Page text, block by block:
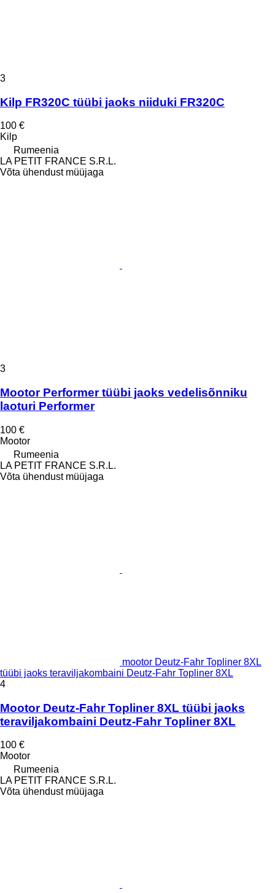
3
Kilp FR320C tüübi jaoks niiduki FR320C
100 €
Kilp
Rumeenia
LA PETIT FRANCE S.R.L.
Võta ühendust müüjaga
3
Mootor Performer tüübi jaoks vedelisõnniku
laoturi Performer
100 €
Mootor
Rumeenia
LA PETIT FRANCE S.R.L.
Võta ühendust müüjaga
mootor Deutz-Fahr Topliner 8XL
tüübi jaoks teraviljakombaini Deutz-Fahr Topliner 8XL
4
Mootor Deutz-Fahr Topliner 8XL tüübi jaoks
teraviljakombaini Deutz-Fahr Topliner 8XL
100 €
Mootor
Rumeenia
LA PETIT FRANCE S.R.L.
Võta ühendust müüjaga